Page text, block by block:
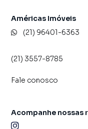
Américas Imóveis
(21) 96401-6363
(21) 3557-8785
Fale conosco
Acompanhe nossas